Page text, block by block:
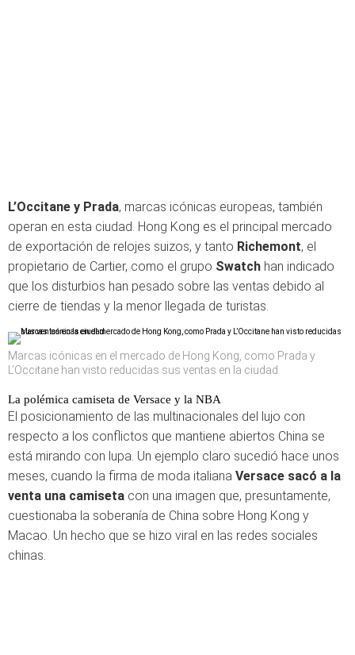
L’Occitane y Prada, marcas icónicas europeas, también
operan en esta ciudad. Hong Kong es el principal mercado
de exportación de relojes suizos, y tanto Richemont, el
propietario de Cartier, como el grupo Swatch han indicado
que los disturbios han pesado sobre las ventas debido al
cierre de tiendas y la menor llegada de turistas.
Marcas icónicas en el mercado de Hong Kong, como Prada y
L’Occitane han visto reducidas sus ventas en la ciudad
La polémica camiseta de Versace y la NBA
El posicionamiento de las multinacionales del lujo con
respecto a los conflictos que mantiene abiertos China se
está mirando con lupa. Un ejemplo claro sucedió hace unos
meses, cuando la firma de moda italiana Versace sacó a la
venta una camiseta con una imagen que, presuntamente,
cuestionaba la soberanía de China sobre Hong Kong y
Macao. Un hecho que se hizo viral en las redes sociales
chinas.